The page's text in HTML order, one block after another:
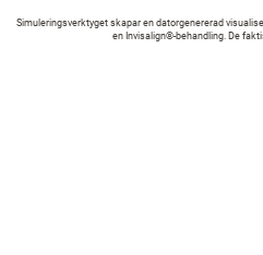
Simuleringsverktyget skapar en datorgenererad
en Invisalign®-behandling. De